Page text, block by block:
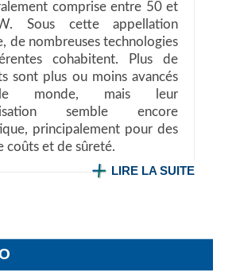
comprise entre 50 et
Sous cette appellation
de nombreuses technologies
cohabitent. Plus de
sont plus ou moins avancés
monde, mais leur
semble encore
principalement pour des
coûts et de sûreté.
LIRE LA SUITE